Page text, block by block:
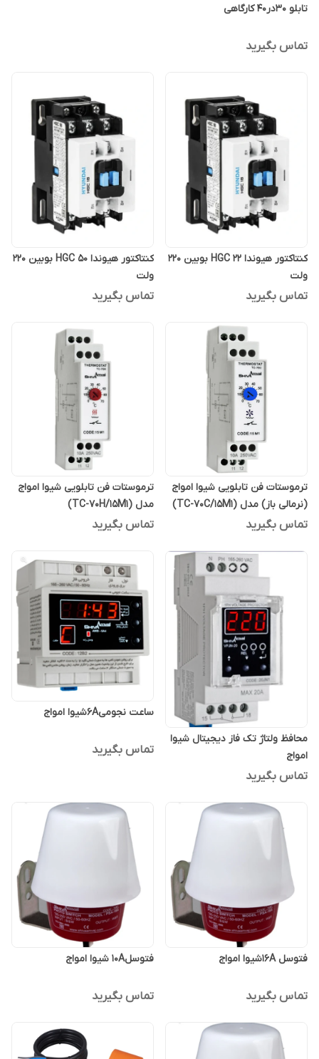
تابلو ۳۰در۴۰ کارگاهی
تماس بگیرید
کنتاکتور هیوندا HGC 22 بوبین 220
ولت
تماس بگیرید
کنتاکتور هیوندا HGC 50 بوبین 220
ولت
تماس بگیرید
ترموستات فن تابلویی شیوا امواج
(نرمالی باز) مدل (TC-70C/15M1)
تماس بگیرید
ترموستات فن تابلویی شیوا امواج
مدل (TC-70H/15M1)
تماس بگیرید
محافظ ولتاژ تک فاز دیجیتال شیوا
امواج
تماس بگیرید
ساعت نجومی6Aشیوا امواج
تماس بگیرید
فتوسل 16Aشیوا امواج
تماس بگیرید
فتوسل10A شیوا امواج
تماس بگیرید